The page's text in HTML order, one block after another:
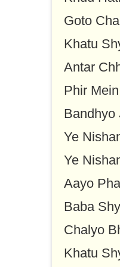
Goto
Khatu
Antar
Phir
Bandhyo
Ye
Ye
Aayo
Baba
Chalyo
Khatu